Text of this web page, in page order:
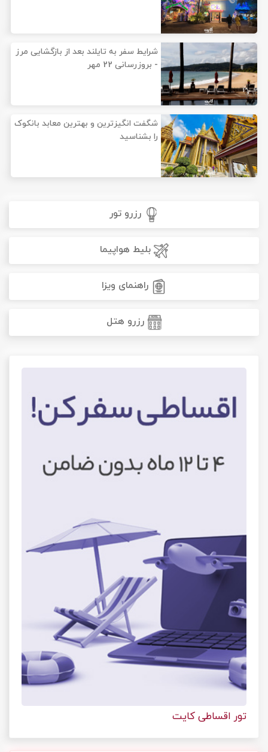
شرایط سفر به تایلند بعد از بازگشایی مرز
- بروزرسانی 22 مهر
شگفت انگیز‌ترین و بهترین معابد بانکوک
را بشناسید
رزرو تور
بلیط هواپیما
راهنمای ویزا
رزرو هتل
تور اقساطی کایت